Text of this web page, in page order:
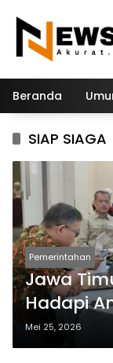
konten
Beranda
SIAP SIAGA
Pemerintahan
Jawa
Hadapi
Mei 25, 2026